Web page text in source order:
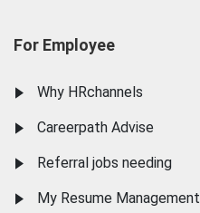
For Employee
Why HRchannels
Careerpath Advise
Referral jobs needing
My Resume Management